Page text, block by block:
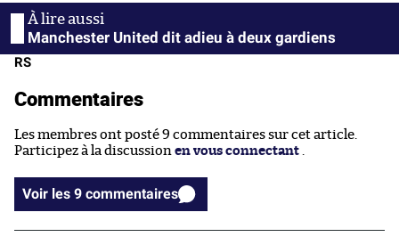
Manchester United dit adieu à deux gardiens
RS
Commentaires
Les membres ont posté 9 commentaires sur cet article.
Participez à la discussion en vous connectant .
Voir les 9 commentaires